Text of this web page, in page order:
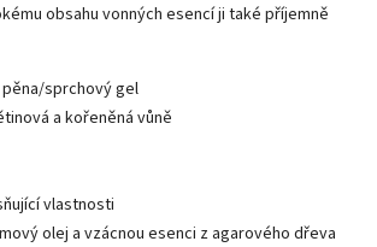
obsahu vonných esencí ji také příjemně
sprchový gel
a kořeněná vůně
vlastnosti
olej a vzácnou esenci z agarového dřeva